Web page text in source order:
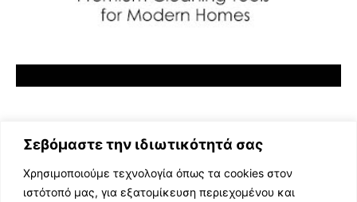
Σεβόμαστε την ιδιωτικότητά σας
Χρησιμοποιούμε τεχνολογία όπως τα cookies στον
ιστότοπό μας, για εξατομίκευση περιεχομένου και